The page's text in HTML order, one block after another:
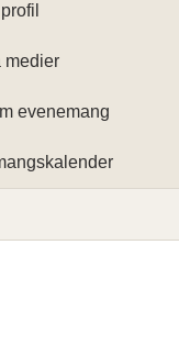
medier
evenemang